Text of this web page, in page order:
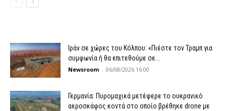
Ιράν σε χώρες του Κόλπου: «Πιέστε τον Τραμπ για
συμφωνία ή θα επιτεθούμε σε...
Newsroom - 06/08/2026 16:00
Γερμανία: Πυρομαχικά μετέφερε το ουκρανικό
αεροσκάφος κοντά στο οποίο βρέθηκε drone με